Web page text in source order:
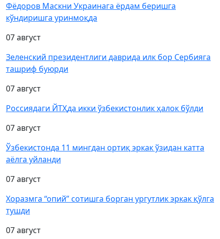
Фёдоров Маскни Украинага ёрдам беришга
кўндиришга уринмоқда
07 август
Зеленский президентлиги даврида илк бор Сербияга
ташриф буюрди
07 август
Россиядаги ЙТҲда икки ўзбекистонлик ҳалок бўлди
07 август
Ўзбекистонда 11 мингдан ортиқ эркак ўзидан катта
аёлга уйланди
07 август
Хоразмга “опий” сотишга борган ургутлик эркак қўлга
тушди
07 август